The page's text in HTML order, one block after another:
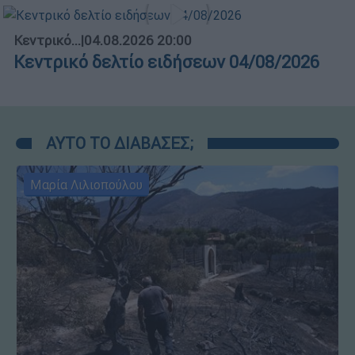
Κεντρικό...|04.08.2026 20:00
Κεντρικό δελτίο ειδήσεων 04/08/2026
ΑΥΤΟ ΤΟ ΔΙΑΒΑΣΕΣ;
Μαρία Λιλιοπούλου